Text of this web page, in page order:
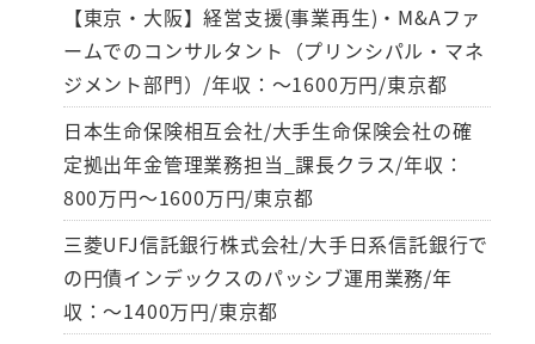
【東京・大阪】経営支援(事業再生)・M&Aファ
ームでのコンサルタント（プリンシパル・マネ
ジメント部門）/年収：～1600万円/東京都
日本生命保険相互会社/大手生命保険会社の確
定拠出年金管理業務担当_課長クラス/年収：
800万円～1600万円/東京都
三菱UFJ信託銀行株式会社/大手日系信託銀行で
の円債インデックスのパッシブ運用業務/年
収：～1400万円/東京都